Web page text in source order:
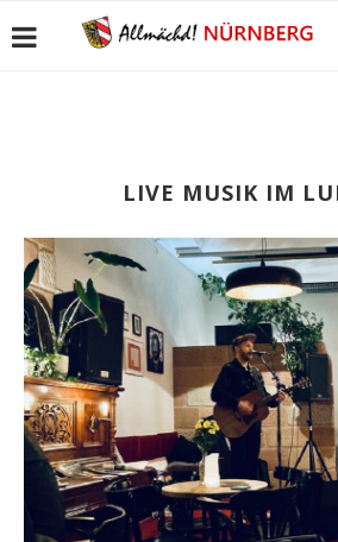
LIVE MUSIK IM